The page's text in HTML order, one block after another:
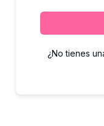
¿No tienes